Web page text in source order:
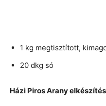
1 kg megtisztított,
20 dkg só
Házi Piros Arany